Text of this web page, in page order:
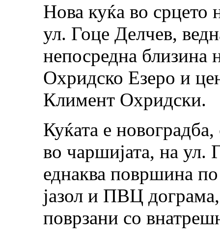
Нова куќа во срцето
ул. Гоце Делчев,
непосредна близина
Охридско Езеро и
Климент Охридски.
Куќата е новоградба,
во чаршијата, на ул.
еднаква површина
јазол и ПВЦ дограма,
поврзани со